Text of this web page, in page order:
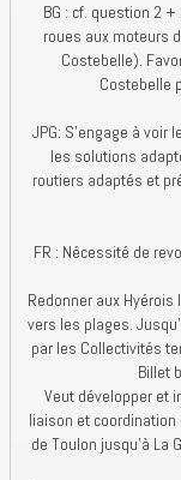
BG : cf. question 2
roues aux moteurs
Costebelle).
Costebelle
JPG: S'engage à voir
les solutions
routiers adaptés et
FR : Nécessité de
Redonner aux
vers les plages.
par les Collectivités
Billet
Veut développer et
liaison et coordination
de Toulon jusqu’à La